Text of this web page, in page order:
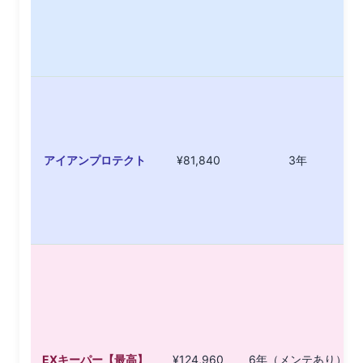
アイアンプロテクト ¥81,840 3年
EXキーパー【最高】 ¥124,960 6年（メンテあり）